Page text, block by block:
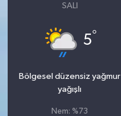
SALI
5°
Bölgesel düzensiz yağmur
yağışlı
Nem: %73